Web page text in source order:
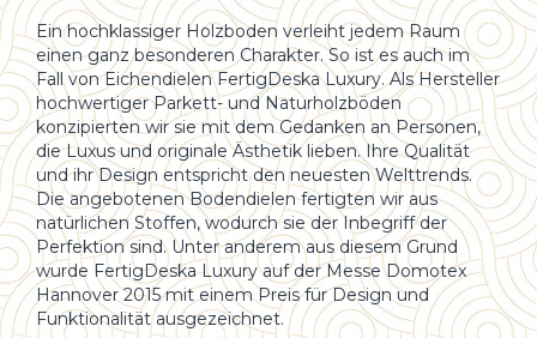
Ein hochklassiger Holzboden verleiht jedem Raum
einen ganz besonderen Charakter. So ist es auch im
Fall von Eichendielen FertigDeska Luxury. Als Hersteller
hochwertiger Parkett- und Naturholzböden
konzipierten wir sie mit dem Gedanken an Personen,
die Luxus und originale Ästhetik lieben. Ihre Qualität
und ihr Design entspricht den neuesten Welttrends.
Die angebotenen Bodendielen fertigten wir aus
natürlichen Stoffen, wodurch sie der Inbegriff der
Perfektion sind. Unter anderem aus diesem Grund
wurde FertigDeska Luxury auf der Messe Domotex
Hannover 2015 mit einem Preis für Design und
Funktionalität ausgezeichnet.